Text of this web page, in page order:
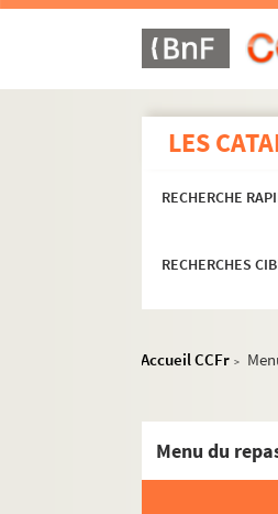
LES
RECHERCHE
RECHERCHES
Accueil CCFr >